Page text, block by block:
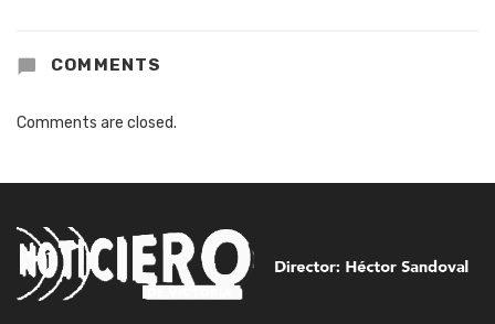
COMMENTS
Comments are closed.